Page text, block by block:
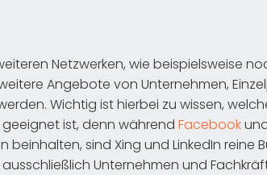
Netzwerken, wie beispielsweise
Angebote von Unternehmen,
Wichtig ist hierbei zu wissen,
ist, denn während Facebook
beinhalten, sind Xing und LinkedIn reine
Unternehmen und